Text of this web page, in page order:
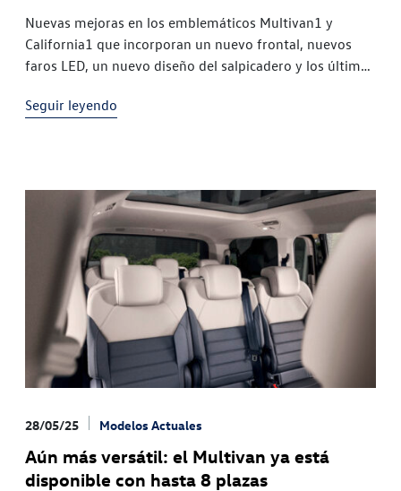
Nuevas mejoras en los emblemáticos Multivan1 y
California1 que incorporan un nuevo frontal, nuevos
faros LED, un nuevo diseño del salpicadero y los últimos
Volkswagen Vehículos Comerciales ha
Seguir leyendo
28/05/25 Modelos Actuales
Aún más versátil: el Multivan ya está
disponible con hasta 8 plazas